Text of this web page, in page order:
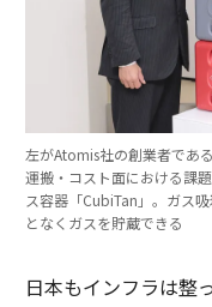
左がAtomis社の創業者であ
運搬・コスト面における課
ス容器「CubiTan」。ガス
となくガスを貯蔵できる
日本もインフラは整